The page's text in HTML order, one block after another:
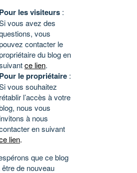
Pour les visiteurs :
vous avez des
vous
contacter le
du blog en
ce lien.
Pour le propriétaire :
vous souhaitez
rétablir l’accès à votre
nous vous
à nous
en suivant
lien.
que ce blog
de nouveau